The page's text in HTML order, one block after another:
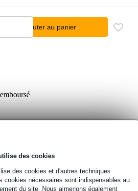
des cookies
des cookies et d'autres techniques
cookies nécessaires sont indispensables au
du site. Nous aimerions également
Ajouter au panier
du produit